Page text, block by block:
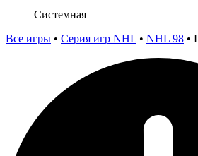
Системная
Все игры • Серия игр NHL • NHL 98 •